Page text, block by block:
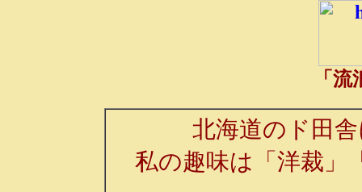
「
北海道のド田
私の趣味は「洋裁」